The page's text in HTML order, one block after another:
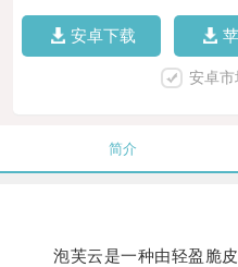
安卓下载
安卓
简介
泡芙云是一种由轻盈脆皮